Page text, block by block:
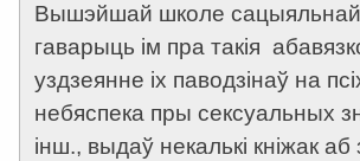
Вышэйшай школе сацыяльнай
гаварыць ім пра такія
уздзеянне іх паводзінаў на
небяспека пры сексуальных
інш., выдаў некалькі кніжак